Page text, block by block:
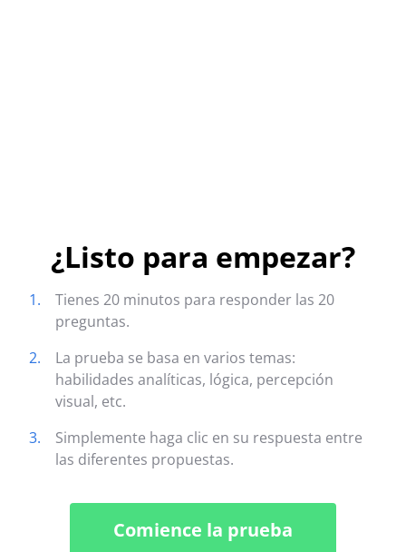
¿Listo para empezar?
1.
Tienes 20 minutos para responder las 20
preguntas.
2.
La prueba se basa en varios temas:
habilidades analíticas, lógica, percepción
visual, etc.
3.
Simplemente haga clic en su respuesta entre
las diferentes propuestas.
Comience la prueba